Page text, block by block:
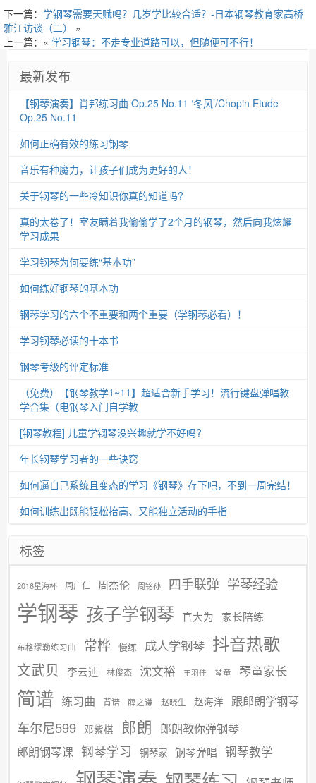
下一篇： 学钢琴需要天赋吗？几岁学比较合适？-日本钢琴教育家高桥
雅江访谈（二）
»
上一篇：« 学习钢琴：不走专业道路可以，但随便可不行！
最新发布
【钢琴演奏】肖邦练习曲 Op.25 No.11 ‘冬风’/Chopin Etude
Op.25 No.11
如何正确有效的练习钢琴
音乐有种魔力，让孩子们成为更好的人！
关于钢琴的一些冷知识你真的知道吗?
真的太卷了！室友瞒着我偷偷学了2个月的钢琴，然后向我炫耀
学习成果
学习钢琴为何要练“基本功”
如何练好钢琴的基本功
钢琴学习的六个不重要和两个重要（学钢琴必看）！
学习钢琴必读的十本书
钢琴考级的评定标准
（免费）【钢琴教学1~11】超适合新手学习！流行键盘弹唱教
学合集（电钢琴入门自学教
[钢琴教程] 儿童学钢琴没兴趣就学不好吗?
年长钢琴学习者的一些诀窍
如何逼自己系统且变态的学习《钢琴》存下吧，不到一周完结！
如何训练出既能轻松抬高、又能独立活动的手指
标签
2016星海杯 周广仁 周杰伦 周铭孙 四手联弹 学琴经验
学钢琴 孩子学钢琴 官大为 家长陪练
布格缪勒练习曲 常桦 慢练 成人学钢琴 抖音热歌
文武贝 李云迪 林俊杰 沈文裕 王羽佳 琴童 琴童家长
简谱 练习曲 背谱 薛之谦 赵晓生 赵海洋 跟郎朗学钢琴
车尔尼599 邓紫棋 郎朗 郎朗教你弹钢琴
郎朗钢琴课 钢琴学习 钢琴家 钢琴弹唱 钢琴教学